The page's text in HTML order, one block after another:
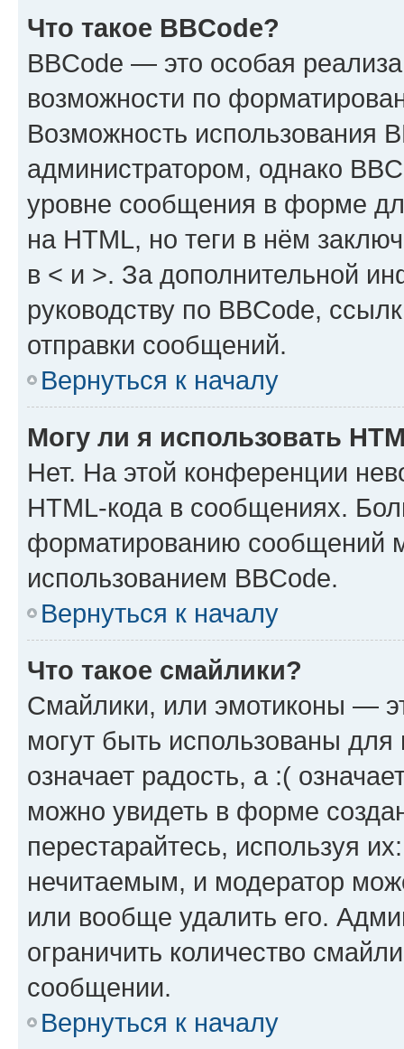
Что такое BBCode?
BBCode — это особая
возможности по
Возможность использования
администратором, однако
уровне сообщения в форме
на HTML, но теги в нём
в < и >. За дополнительной
руководству по BBCode,
отправки сообщений.
Вернуться к началу
Могу ли я использовать
Нет. На этой конференции
HTML-кода в сообщениях.
форматированию сообщений
использованием BBCode.
Вернуться к началу
Что такое смайлики?
Смайлики, или эмотиконы —
могут быть использованы
означает радость, а :(
можно увидеть в форме
перестарайтесь, используя
нечитаемым, и модератор
или вообще удалить его.
ограничить количество
сообщении.
Вернуться к началу